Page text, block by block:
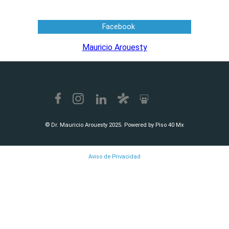
Facebook
Mauricio Arouesty
© Dr. Mauricio Arouesty 2025. Powered by Piso 40 Mx
Aviso de Privacidad